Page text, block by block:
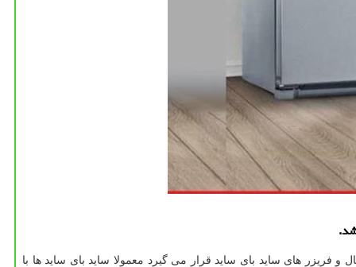
های ساید بای ساید قرار می گیرد معمولا ساید بای ساید ها با